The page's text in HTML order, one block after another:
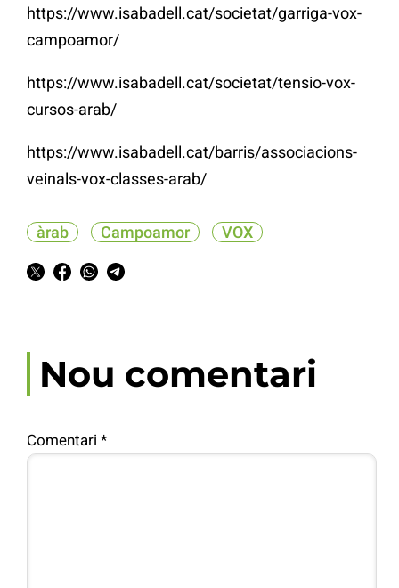
https://www.isabadell.cat/societat/garriga-vox-
campoamor/
https://www.isabadell.cat/societat/tensio-vox-
cursos-arab/
https://www.isabadell.cat/barris/associacions-
veinals-vox-classes-arab/
àrab Campoamor VOX
Nou comentari
Comentari *